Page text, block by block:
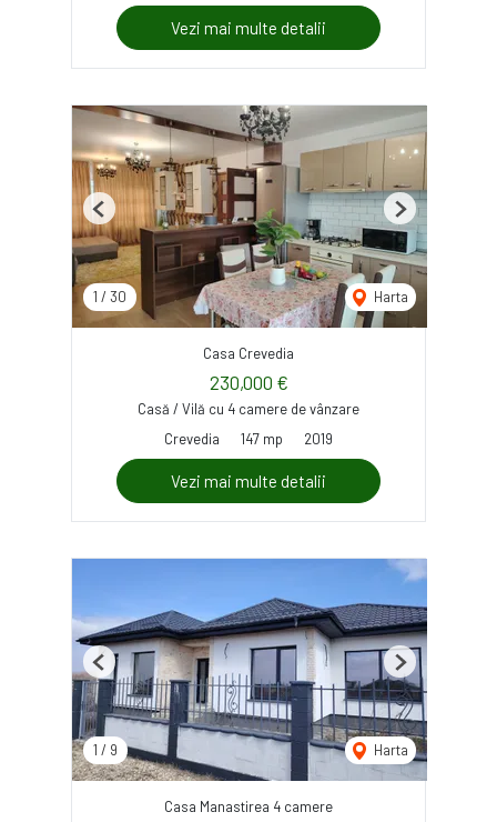
Vezi mai multe detalii
1 / 30 Harta
Previous Next
Casa Crevedia
230,000 €
Casă / Vilă cu 4 camere de vânzare
Crevedia
147 mp 2019
Vezi mai multe detalii
1 / 9 Harta
Previous Next
Casa Manastirea 4 camere